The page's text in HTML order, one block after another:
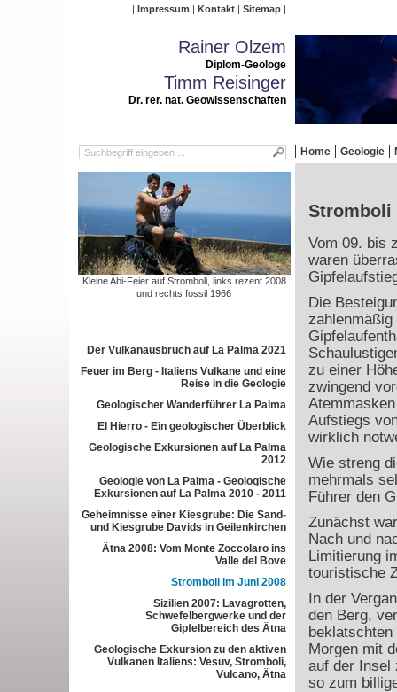
Impressum Kontakt Sitemap
Rainer Olzem
Diplom-Geologe
Timm Reisinger
Dr. rer. nat. Geowissenschaften
Home Geologie
Kleine Abi-Feier auf Stromboli, links rezent 2008
und rechts fossil 1966
Der Vulkanausbruch auf La Palma 2021
Feuer im Berg - Italiens Vulkane und eine
Reise in die Geologie
Geologischer Wanderführer La Palma
El Hierro - Ein geologischer Überblick
Geologische Exkursionen auf La Palma
2012
Geologie von La Palma - Geologische
Exkursionen auf La Palma 2010 - 2011
Geheimnisse einer Kiesgrube: Die Sand-
und Kiesgrube Davids in Geilenkirchen
Ätna 2008: Vom Monte Zoccolaro ins
Valle del Bove
Stromboli im Juni 2008
Sizilien 2007: Lavagrotten,
Schwefelbergwerke und der
Gipfelbereich des Ätna
Geologische Exkursion zu den aktiven
Vulkanen Italiens: Vesuv, Stromboli,
Vulcano, Ätna
Stromboli
Vom 09. bis
waren
Die
zu einer
zwingend
Aufstiegs
wirklich
Wie streng
mehrmals
Führer den
Zunächst
Nach und
Limitierung
touristische
In der
den Berg,
beklatschten
Morgen mit
auf der Insel
so zum